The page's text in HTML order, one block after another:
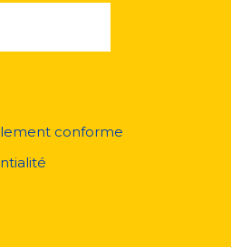
conforme